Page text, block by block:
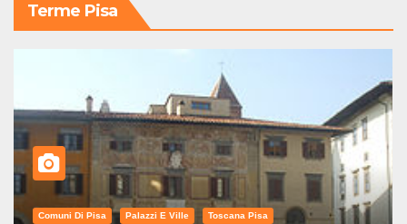
Terme Pisa
Comuni Di Pisa Palazzi E Ville Toscana Pisa